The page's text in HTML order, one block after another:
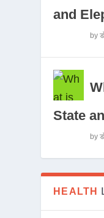
and
by
State
by
HEALTH